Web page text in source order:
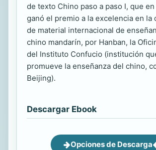
de texto Chino paso a paso I, que
ganó el premio a la excelencia en la
de material internacional de
chino mandarín, por Hanban, la
del Instituto Confucio (institución
promueve la enseñanza del chino,
Beijing).
Descargar Ebook
Opciones de Descarga